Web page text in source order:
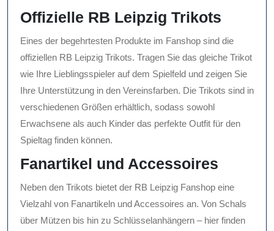
Offizielle RB Leipzig Trikots
Eines der begehrtesten Produkte im Fanshop sind die
offiziellen RB Leipzig Trikots. Tragen Sie das gleiche Trikot
wie Ihre Lieblingsspieler auf dem Spielfeld und zeigen Sie
Ihre Unterstützung in den Vereinsfarben. Die Trikots sind in
verschiedenen Größen erhältlich, sodass sowohl
Erwachsene als auch Kinder das perfekte Outfit für den
Spieltag finden können.
Fanartikel und Accessoires
Neben den Trikots bietet der RB Leipzig Fanshop eine
Vielzahl von Fanartikeln und Accessoires an. Von Schals
über Mützen bis hin zu Schlüsselanhängern – hier finden